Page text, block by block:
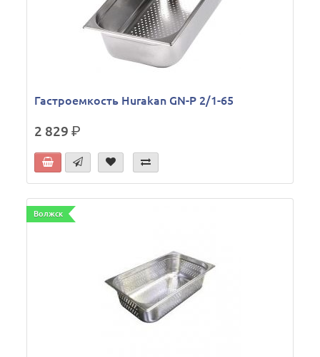
Гастроемкость Hurakan GN-P 2/1-65
2 829р.
Волжск